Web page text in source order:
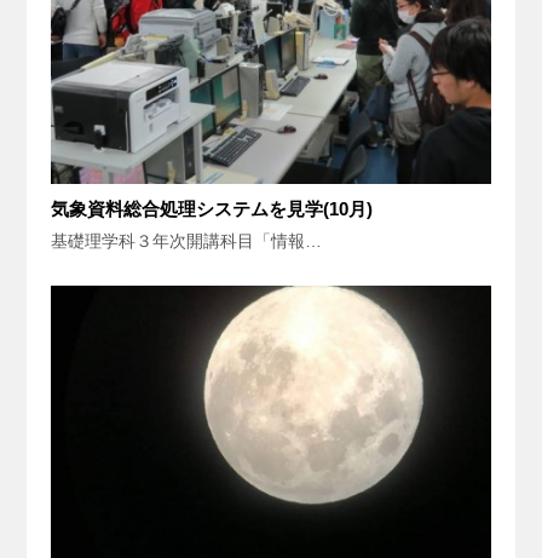
気象資料総合処理システムを見学(10月)
基礎理学科３年次開講科目「情報…